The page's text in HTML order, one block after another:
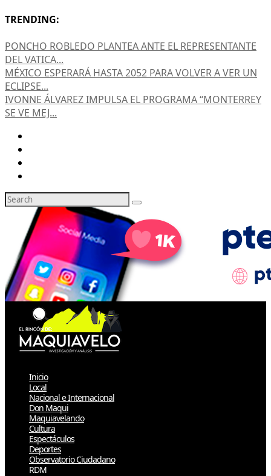
TRENDING:
PONCHO ROBLEDO PLANTEA ANTE EL REPRESENTANTE
DEL VATICA...
MÉXICO ESPERARÁ HASTA 2052 PARA VOLVER A VER UN
ECLIPSE...
IVONNE ÁLVAREZ IMPULSA EL PROGRAMA “MONTERREY
SE VE MEJ...
Inicio
Local
Nacional e Internacional
Don Maqui
Maquiavelando
Cultura
Espectáculos
Deportes
Observatorio Ciudadano
RDM